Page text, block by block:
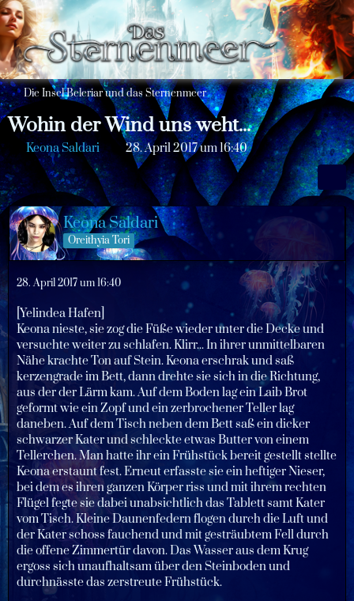
Die Insel Beleriar und das Sternenmeer
Wohin der Wind uns weht...
Keona Saldari 28. April 2017 um 16:40
Keona Saldari
Oreithyia Tori
28. April 2017 um 16:40
[Yelindea Hafen]
Keona nieste, sie zog die Füße wieder unter die Decke und
versuchte weiter zu schlafen. Klirr... In ihrer unmittelbaren
Nähe krachte Ton auf Stein. Keona erschrak und saß
kerzengrade im Bett, dann drehte sie sich in die Richtung,
aus der der Lärm kam. Auf dem Boden lag ein Laib Brot
geformt wie ein Zopf und ein zerbrochener Teller lag
daneben. Auf dem Tisch neben dem Bett saß ein dicker
schwarzer Kater und schleckte etwas Butter von einem
Tellerchen. Man hatte ihr ein Frühstück bereit gestellt stellte
Keona erstaunt fest. Erneut erfasste sie ein heftiger Nieser,
bei dem es ihren ganzen Körper riss und mit ihrem rechten
Flügel fegte sie dabei unabsichtlich das Tablett samt Kater
vom Tisch. Kleine Daunenfedern flogen durch die Luft und
der Kater schoss fauchend und mit gesträubtem Fell durch
die offene Zimmertür davon. Das Wasser aus dem Krug
ergoss sich unaufhaltsam über den Steinboden und
durchnässte das zerstreute Frühstück.